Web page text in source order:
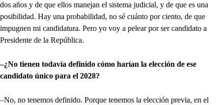
dos años y de que ellos manejan el sistema judicial, y de que es una
posibilidad. Hay una probabilidad, no sé cuánto por ciento, de que
impugnen mi candidatura. Pero yo voy a pelear por ser candidato a
Presidente de la República.
–¿No tienen todavía definido cómo harían la elección de ese
candidato único para el 2028?
–No, no tenemos definido. Porque tenemos la elección previa, en el